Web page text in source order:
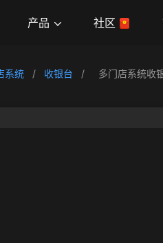
产品 社区
系统 / 收银台 /
多门店系统收